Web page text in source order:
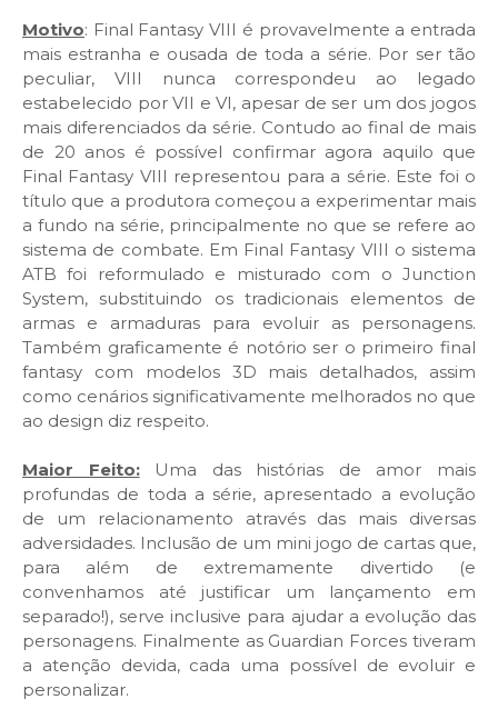
Motivo: Final Fantasy VIII é provavelmente a entrada
mais estranha e ousada de toda a série. Por ser tão
peculiar, VIII nunca correspondeu ao legado
estabelecido por VII e VI, apesar de ser um dos jogos
mais diferenciados da série. Contudo ao final de mais
de 20 anos é possível confirmar agora aquilo que
Final Fantasy VIII representou para a série. Este foi o
título que a produtora começou a experimentar mais
a fundo na série, principalmente no que se refere ao
sistema de combate. Em Final Fantasy VIII o sistema
ATB foi reformulado e misturado com o Junction
System, substituindo os tradicionais elementos de
armas e armaduras para evoluir as personagens.
Também graficamente é notório ser o primeiro final
fantasy com modelos 3D mais detalhados, assim
como cenários significativamente melhorados no que
ao design diz respeito.
Maior Feito:Uma das histórias de amor mais
profundas de toda a série, apresentado a evolução
de um relacionamento através das mais diversas
adversidades. Inclusão de um mini jogo de cartas que,
para além de extremamente divertido (e
convenhamos até justificar um lançamento em
separado!), serve inclusive para ajudar a evolução das
personagens. Finalmente as Guardian Forces tiveram
a atenção devida, cada uma possível de evoluir e
personalizar.